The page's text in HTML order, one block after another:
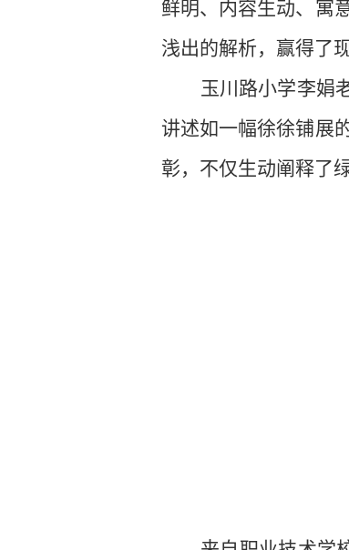
鲜明、内容生动、寓
浅出的解析，赢得了
玉川路小学李娟
讲述如一幅徐徐铺展
彰，不仅生动阐释了